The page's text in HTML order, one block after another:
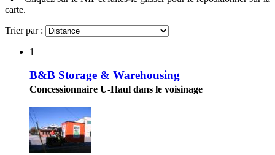
carte.
Trier par :
1
B&B Storage & Warehousing
Concessionnaire U-Haul dans le voisinage